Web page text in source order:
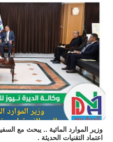
وزير الموارد المائية .. يبحث مع
اعتماد التقنيات الحديثة .